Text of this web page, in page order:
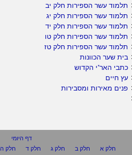
תלמוד עשר הספירות חלק יב
תלמוד עשר הספירות חלק יג
תלמוד עשר הספירות חלק יד
תלמוד עשר הספירות חלק טו
תלמוד עשר הספירות חלק טז
בית שער הכוונות
כתבי האר"י הקדוש
עץ חיים
פנים מאירות ומסבירות
דף היומי
חלק א
חלק ב חלק ג חלק ד חלק ה